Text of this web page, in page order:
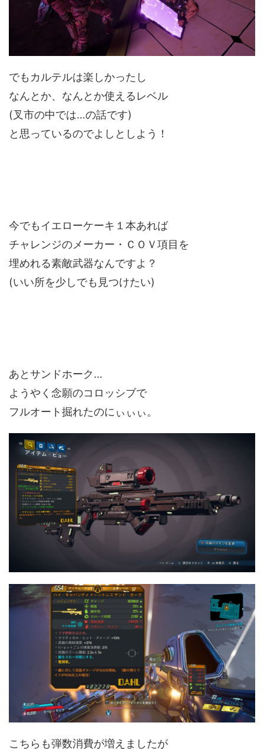
でもカルテルは楽しかったし
なんとか、なんとか使えるレベル
(叉市の中では…の話です)
と思っているのでよしとしよう！
今でもイエローケーキ１本あれば
チャレンジのメーカー・ＣＯＶ項目を
埋めれる素敵武器なんですよ？
(いい所を少しでも見つけたい)
あとサンドホーク…
ようやく念願のコロッシブで
フルオート掘れたのにぃぃぃ。
こちらも弾数消費が増えましたが